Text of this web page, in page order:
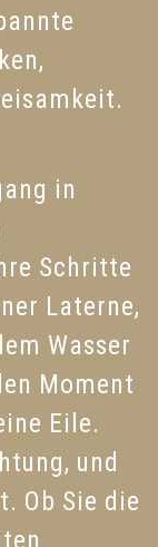
in
Schritte
Laterne,
Wasser
Moment
Eile.
und
Ob Sie die